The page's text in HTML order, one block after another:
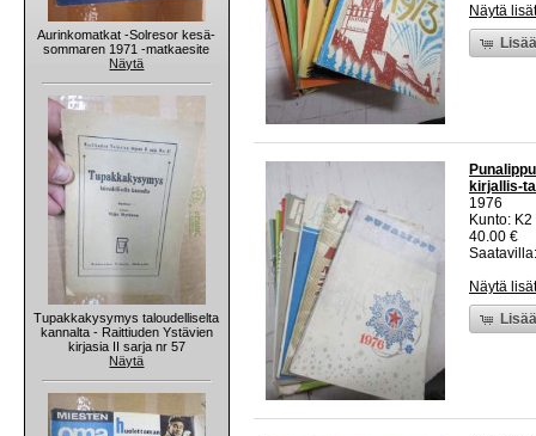
Aurinkomatkat -Solresor kesä-
sommaren 1971 -matkaesite
Näytä
Tupakkakysymys taloudelliselta
kannalta - Raittiuden Ystävien
kirjasia II sarja nr 57
Näytä
Näytä
kirjallis-
1976
Kunto:
40.00 €
Näytä